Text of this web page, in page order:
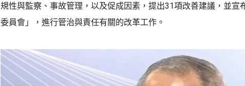
規性與監察、事故管理，以及促成因素，提出31項改善建議，並宣
委員會」，進行管治與責任有關的改革工作。